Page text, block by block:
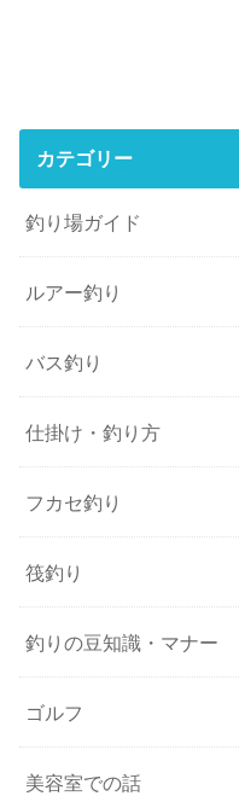
カテゴリー
釣り場ガイド
ルアー釣り
バス釣り
仕掛け・釣り方
フカセ釣り
筏釣り
釣りの豆知識・マナー
ゴルフ
美容室での話